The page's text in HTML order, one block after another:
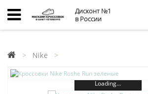
Дисконт №1
в России
Nike
Loading...